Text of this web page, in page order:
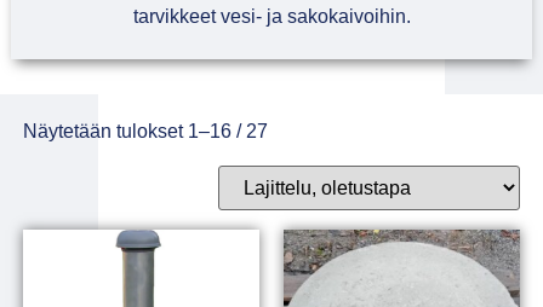
tarvikkeet vesi- ja sakokaivoihin.
Näytetään tulokset 1–16 / 27